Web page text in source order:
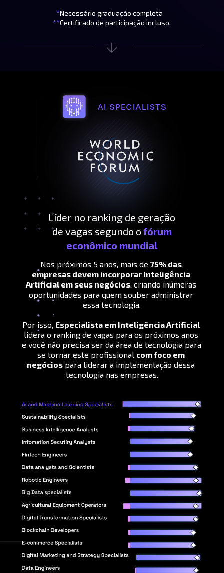
*
**Certificado de participação incluso.
Líder no ranking de geração
de vagas segundo o fórum
econômico mundial
Nos próximos 5 anos, mais de 75% das
empresas devem incorporar Inteligência
Artificial em seus negócios, criando inúmeras
oportunidades para quem souber administrar
essa tecnologia.
Por isso, Especialista em Inteligência Artificial
lidera o ranking de vagas para os próximos anos
e você não precisa ser da área de tecnologia para
se tornar este profissional com foco em
negócios para liderar a implementação dessa
tecnologia nas empresas.